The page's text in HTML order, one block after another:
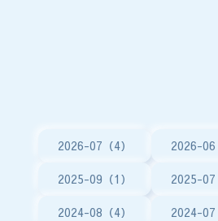
2026-07（4） 2026-06
2025-09（1） 2025-07
2024-08（4） 2024-07